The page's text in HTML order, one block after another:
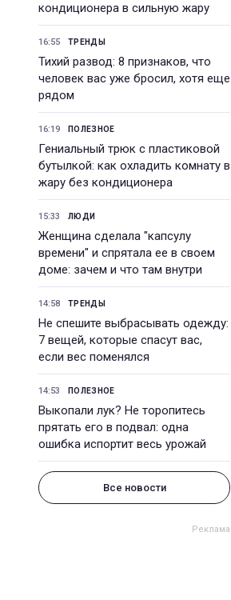
кондиционера в сильную жару
16:55 ТРЕНДЫ
Тихий развод: 8 признаков, что
человек вас уже бросил, хотя еще
рядом
16:19 ПОЛЕЗНОЕ
Гениальный трюк с пластиковой
бутылкой: как охладить комнату в
жару без кондиционера
15:33 ЛЮДИ
Женщина сделала "капсулу
времени" и спрятала ее в своем
доме: зачем и что там внутри
14:58 ТРЕНДЫ
Не спешите выбрасывать одежду:
7 вещей, которые спасут вас,
если вес поменялся
14:53 ПОЛЕЗНОЕ
Выкопали лук? Не торопитесь
прятать его в подвал: одна
ошибка испортит весь урожай
Все новости